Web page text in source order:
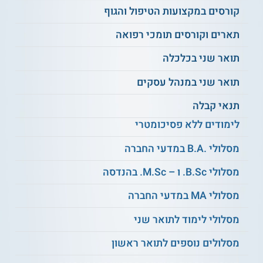
המעלים מודעות מגדרית בקרב הציבור בדרום הארץ.
זכות, ניתן לשלב אותה עם 3 חטיבות נוספות במחלקה הרב
מתוך המחלקה הרב תחומית, ומחלקת נוספת.
נושאי הלימוד
חברה ומגדר
דראג פרפורמנס
מין, מגדר ומיניות
הפמיניזם בישראל
נשים בעולם הערבי
פילוסופיה פמיניסטית
מבוא לתיאוריות פמיניסטיות
ועוד
על סגל ההוראה
קורסים במקצועות הטיפול והגוף
תארים וקורסים תומכי רפואה
תואר שני בכלכלה
תואר שני במנהל עסקים
תנאי קבלה
לימודים ללא פסיכומטרי
מסלולי .B.A במדעי החברה
מסלולי B.Sc. ו – M.Sc. בהנדסה
מסלולי MA במדעי החברה
מסלולי לימוד לתואר שני
מסלולים נוספים לתואר ראשון